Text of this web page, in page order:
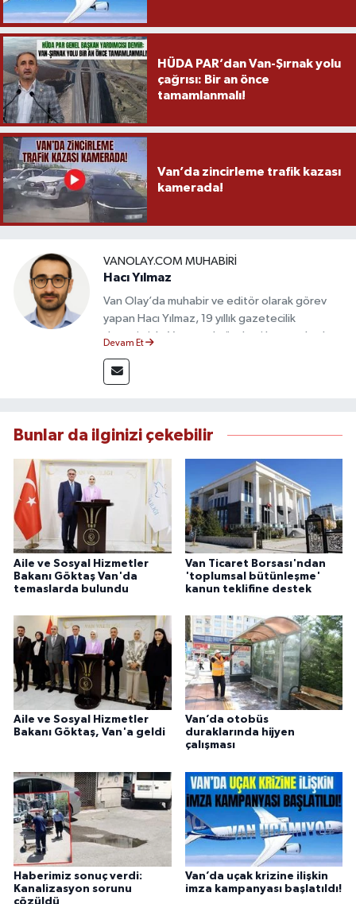
HÜDA PAR’dan Van-Şırnak yolu
çağrısı: Bir an önce
tamamlanmalı!
Van’da zincirleme trafik kazası
kamerada!
VANOLAY.COM MUHABIRI
Hacı Yılmaz
Van Olay’da muhabir ve editör olarak görev
yapan Hacı Yılmaz, 19 yıllık gazetecilik
deneyimiyle Van yerel gündemi başta olmak
takip etmektedir. Editoryal sürece katkı sunan
Yılmaz, tarafsızlık, doğruluk ve etik ilkeler
bilgilendirmektedir.
Devam Et
Bunlar da ilginizi çekebilir
Aile ve Sosyal Hizmetler
Bakanı Göktaş Van'da
temaslarda bulundu
Van Ticaret Borsası'ndan
'toplumsal bütünleşme'
kanun teklifine destek
Aile ve Sosyal Hizmetler
Bakanı Göktaş, Van'a geldi
Van’da otobüs
duraklarında hijyen
çalışması
Haberimiz sonuç verdi:
Kanalizasyon sorunu
Van’da uçak krizine ilişkin
imza kampanyası başlatıldı!